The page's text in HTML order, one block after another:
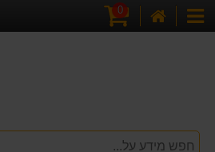
קטגוריות
0